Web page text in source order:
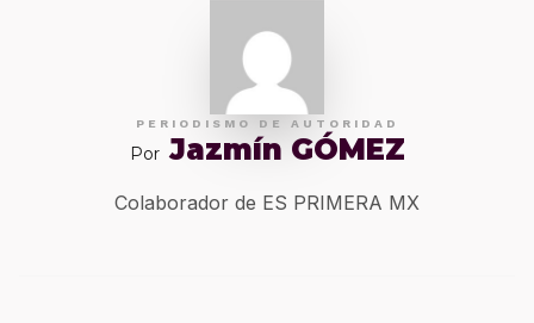
PERIODISMO DE AUTORIDAD
Por Jazmín GÓMEZ
Colaborador de ES PRIMERA MX